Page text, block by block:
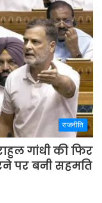
राजनीति
गांधी की फिर
पर बनी सहमति